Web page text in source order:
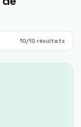
10/10 résultats